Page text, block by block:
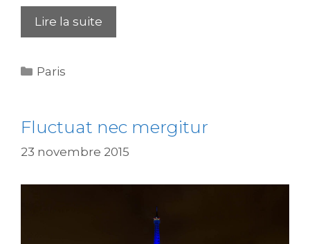
Lire la suite
Catégories
Paris
Fluctuat nec mergitur
23 novembre 2015